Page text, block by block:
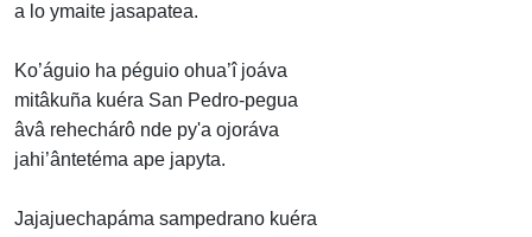
a lo ymaite jasapatea.
Ko’águio ha péguio ohua’î joáva
mitâkuña kuéra San Pedro-pegua
âvâ rehechárô nde py'a ojoráva
jahi’ântetéma ape japyta.
Jajajuechapáma sampedrano kuéra